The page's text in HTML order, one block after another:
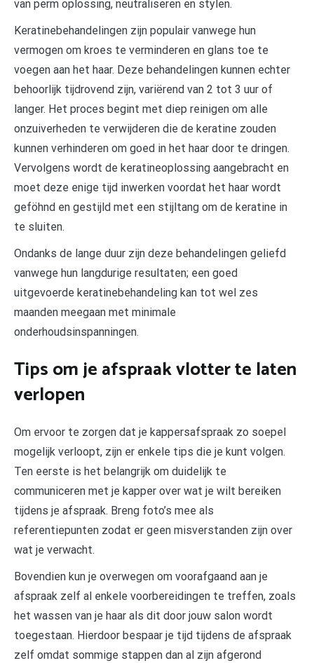
van perm oplossing, neutraliseren en stylen.
Keratinebehandelingen zijn populair vanwege hun
vermogen om kroes te verminderen en glans toe te
voegen aan het haar. Deze behandelingen kunnen echter
behoorlijk tijdrovend zijn, variërend van 2 tot 3 uur of
langer. Het proces begint met diep reinigen om alle
onzuiverheden te verwijderen die de keratine zouden
kunnen verhinderen om goed in het haar door te dringen.
Vervolgens wordt de keratineoplossing aangebracht en
moet deze enige tijd inwerken voordat het haar wordt
geföhnd en gestijld met een stijltang om de keratine in
te sluiten.
Ondanks de lange duur zijn deze behandelingen geliefd
vanwege hun langdurige resultaten; een goed
uitgevoerde keratinebehandeling kan tot wel zes
maanden meegaan met minimale
onderhoudsinspanningen.
Tips om je afspraak vlotter te laten
verlopen
Om ervoor te zorgen dat je kappersafspraak zo soepel
mogelijk verloopt, zijn er enkele tips die je kunt volgen.
Ten eerste is het belangrijk om duidelijk te
communiceren met je kapper over wat je wilt bereiken
tijdens je afspraak. Breng foto’s mee als
referentiepunten zodat er geen misverstanden zijn over
wat je verwacht.
Bovendien kun je overwegen om voorafgaand aan je
afspraak zelf al enkele voorbereidingen te treffen, zoals
het wassen van je haar als dit door jouw salon wordt
toegestaan. Hierdoor bespaar je tijd tijdens de afspraak
zelf omdat sommige stappen dan al zijn afgerond